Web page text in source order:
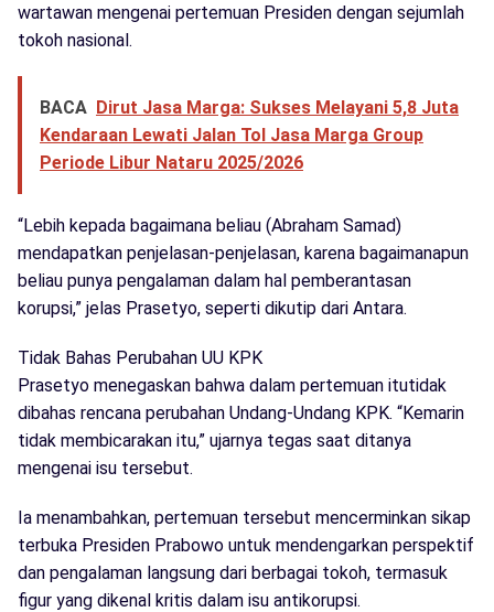
wartawan mengenai pertemuan Presiden dengan sejumlah
tokoh nasional.
BACA Dirut Jasa Marga: Sukses Melayani 5,8 Juta
Kendaraan Lewati Jalan Tol Jasa Marga Group
Periode Libur Nataru 2025/2026
“Lebih kepada bagaimana beliau (Abraham Samad)
mendapatkan penjelasan-penjelasan, karena bagaimanapun
beliau punya pengalaman dalam hal pemberantasan
korupsi,” jelas Prasetyo, seperti dikutip dari Antara.
Tidak Bahas Perubahan UU KPK
Prasetyo menegaskan bahwa dalam pertemuan itutidak
dibahas rencana perubahan Undang-Undang KPK. “Kemarin
tidak membicarakan itu,” ujarnya tegas saat ditanya
mengenai isu tersebut.
Ia menambahkan, pertemuan tersebut mencerminkan sikap
terbuka Presiden Prabowo untuk mendengarkan perspektif
dan pengalaman langsung dari berbagai tokoh, termasuk
figur yang dikenal kritis dalam isu antikorupsi.